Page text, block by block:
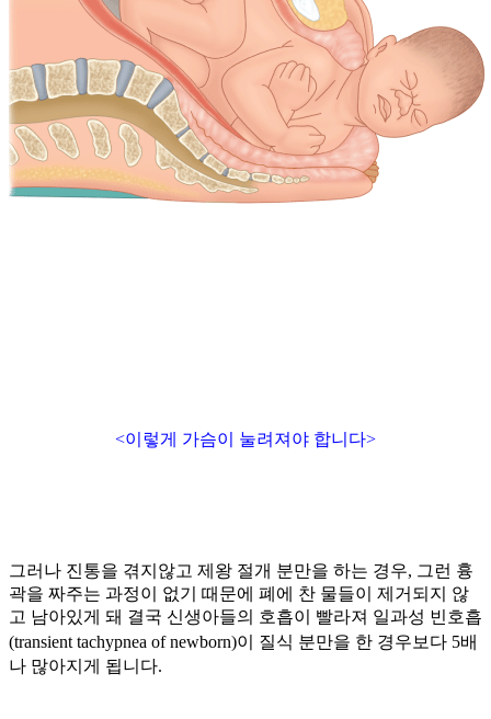
<이렇게 가슴이 눌려져야 합니다>
그러나 진통을 겪지않고 제왕 절개 분만을 하는 경우, 그런 흉
곽을 짜주는 과정이 없기 때문에 폐에 찬 물들이 제거되지 않
고 남아있게 돼 결국 신생아들의 호흡이 빨라져 일과성 빈호흡
(transient tachypnea of newborn)이 질식 분만을 한 경우보다 5배
나 많아지게 됩니다.